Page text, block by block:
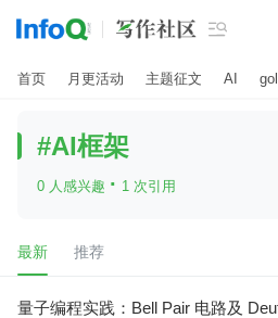

首页 月更活动 主题征文 AI
#AI框架
0 人感兴趣 · 1 次引用
最新 推荐
量子编程实践：Bell Pair 电路及